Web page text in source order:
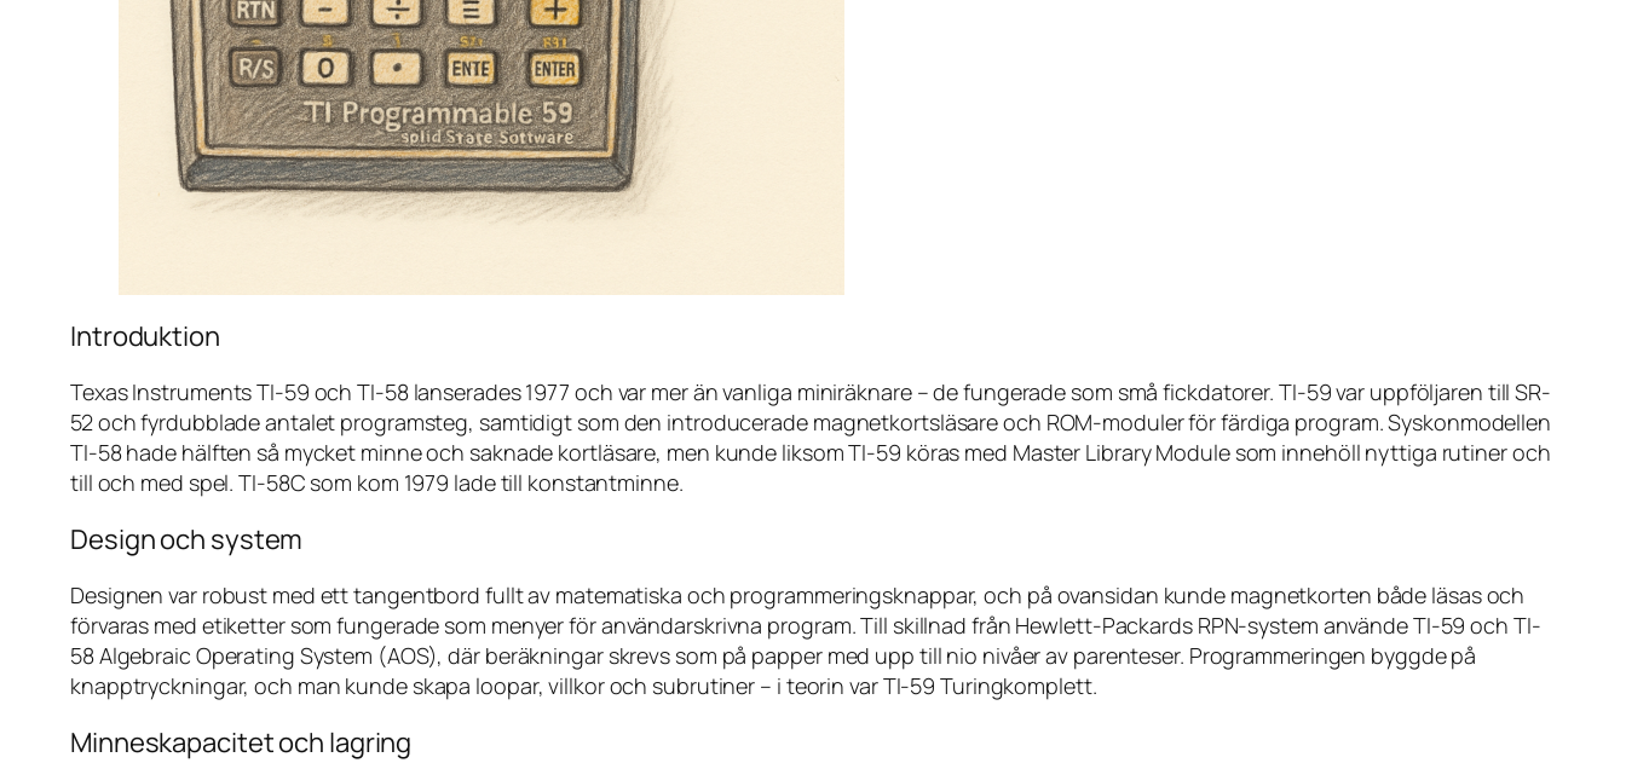
Introduktion
Texas Instruments TI-59 och TI-58 lanserades 1977 och var mer än vanliga miniräknare – de fungerade som små fickdatorer. TI-59 var uppföljaren till SR-
52 och fyrdubblade antalet programsteg, samtidigt som den introducerade magnetkortsläsare och ROM-moduler för färdiga program. Syskonmodellen
TI-58 hade hälften så mycket minne och saknade kortläsare, men kunde liksom TI-59 köras med Master Library Module som innehöll nyttiga rutiner och
till och med spel. TI-58C som kom 1979 lade till konstantminne.
Design och system
Designen var robust med ett tangentbord fullt av matematiska och programmeringsknappar, och på ovansidan kunde magnetkorten både läsas och
förvaras med etiketter som fungerade som menyer för användarskrivna program. Till skillnad från Hewlett-Packards RPN-system använde TI-59 och TI-
58 Algebraic Operating System (AOS), där beräkningar skrevs som på papper med upp till nio nivåer av parenteser. Programmeringen byggde på
knapptryckningar, och man kunde skapa loopar, villkor och subrutiner – i teorin var TI-59 Turingkomplett.
Minneskapacitet och lagring